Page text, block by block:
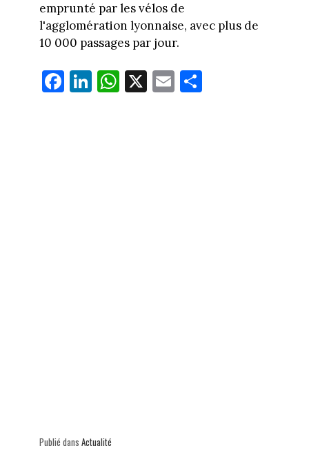
emprunté par les vélos de
l'agglomération lyonnaise, avec plus de
10 000 passages par jour.
Fa
ce
Li
nk
W
ha
X E
m
Pa
rt
Publié dans Actualité